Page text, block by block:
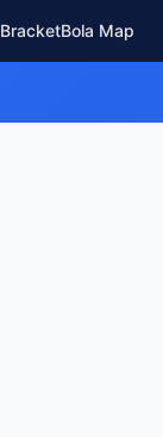
BracketBola Map